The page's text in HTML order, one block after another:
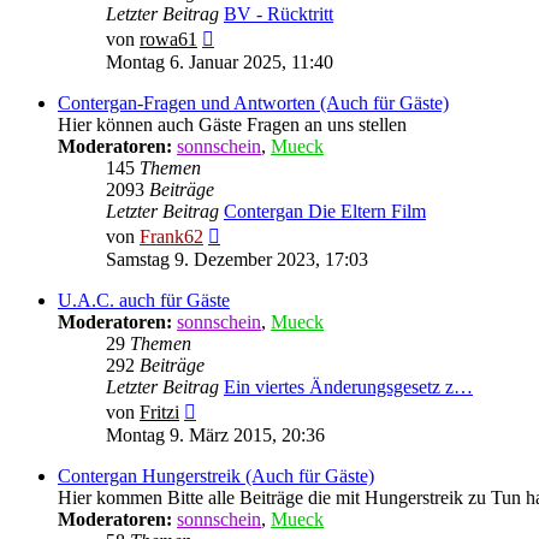
Letzter Beitrag BV - Rücktritt
von rowa61
Beitrag
Montag 6. Januar 2025, 11:40
Contergan-Fragen und Antworten (Auch für Gäste)
Hier können auch Gäste Fragen an uns stellen
Moderatoren: sonnschein, Mueck
145 Themen
2093 Beiträge
Letzter Beitrag Contergan Die Eltern Film
von Frank62
Beitrag
Samstag 9. Dezember 2023, 17:03
U.A.C. auch für Gäste
Moderatoren: sonnschein, Mueck
29 Themen
292 Beiträge
Letzter Beitrag Ein viertes Änderungsgesetz z…
von Fritzi
Beitrag
Montag 9. März 2015, 20:36
Contergan Hungerstreik (Auch für Gäste)
Hier kommen Bitte alle Beiträge die mit Hungerstreik zu Tun
Moderatoren: sonnschein, Mueck